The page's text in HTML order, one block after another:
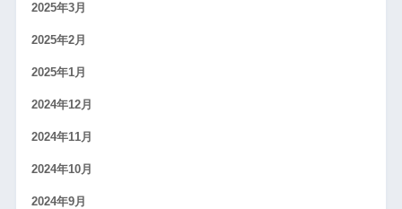
2025年3月
2025年2月
2025年1月
2024年12月
2024年11月
2024年10月
2024年9月